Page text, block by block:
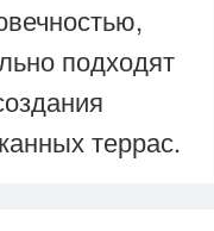
подходят
террас.